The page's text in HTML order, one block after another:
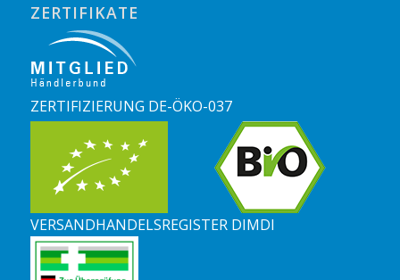
ZERTIFIKATE
ZERTIFIZIERUNG DE-ÖKO-037
VERSANDHANDELSREGISTER DIMDI